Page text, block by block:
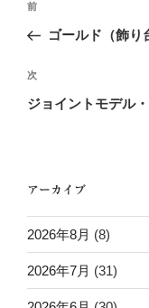
ビ
ゲ
ン
過
去
投
稿
前
ゴールド（飾り
次
の
次
ジョイントモデル
アーカイブ
2026年8月 (8)
2026年7月 (31)